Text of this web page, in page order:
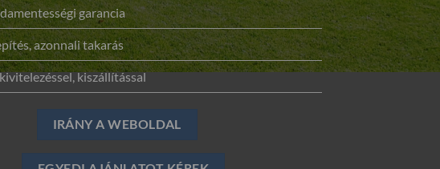
garancia
azonnali takarás
kiszállítással
IRÁNY A WEBOLDAL